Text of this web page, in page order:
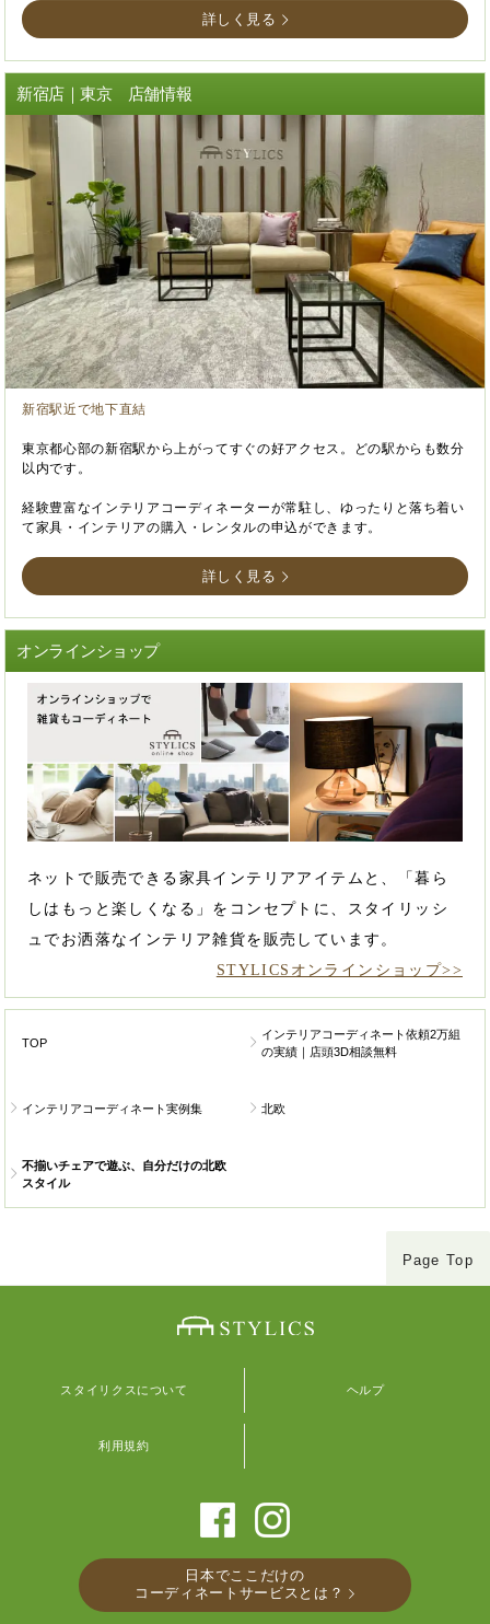
日本でここだけの
コーディネートサービスとは？
詳しく見る
新宿店｜東京 店舗情報
新宿駅近で地下直結
東京都心部の新宿駅から上がってすぐの好アクセス。どの駅からも数分
以内です。
経験豊富なインテリアコーディネーターが常駐し、ゆったりと落ち着い
て家具・インテリアの購入・レンタルの申込ができます。
詳しく見る
オンラインショップ
ネットで販売できる家具インテリアアイテムと、「暮ら
しはもっと楽しくなる」をコンセプトに、スタイリッシ
ュでお洒落なインテリア雑貨を販売しています。
STYLICSオンラインショップ>>
TOP
インテリアコーディネート依頼2万組
の実績｜店頭3D相談無料
インテリアコーディネート実例集 北欧
不揃いチェアで遊ぶ、自分だけの北欧
スタイル
Page Top
スタイリクスについて ヘルプ
利用規約